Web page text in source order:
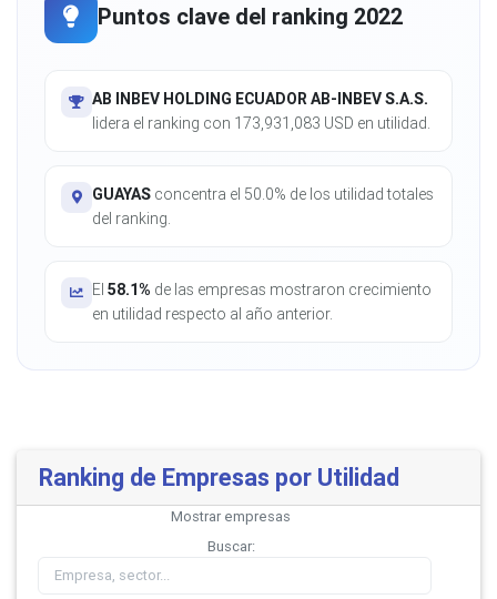
Puntos clave del ranking 2022
AB INBEV HOLDING ECUADOR AB-INBEV S.A.S.
lidera el ranking con 173,931,083 USD en utilidad.
GUAYAS concentra el 50.0% de los utilidad totales
del ranking.
El 58.1% de las empresas mostraron crecimiento
en utilidad respecto al año anterior.
Ranking de Empresas por Utilidad
Mostrar empresas
Buscar: